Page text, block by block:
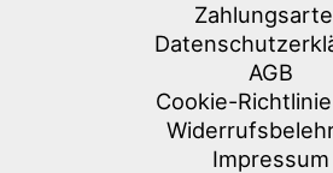
AGB
Cookie-
Impressum